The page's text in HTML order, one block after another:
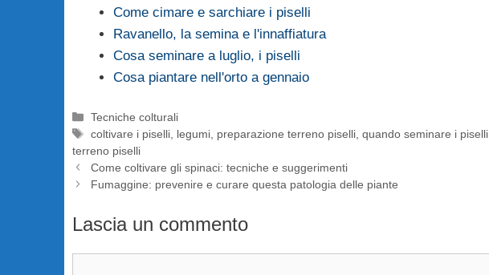
Come cimare e sarchiare i piselli
Ravanello, la semina e l'innaffiatura
Cosa seminare a luglio, i piselli
Cosa piantare nell'orto a gennaio
Categorie
Tecniche colturali
Tag
coltivare i piselli, legumi, preparazione terreno piselli, quando seminare i piselli,
terreno piselli
Come coltivare gli spinaci: tecniche e suggerimenti
Fumaggine: prevenire e curare questa patologia delle piante
Lascia un commento